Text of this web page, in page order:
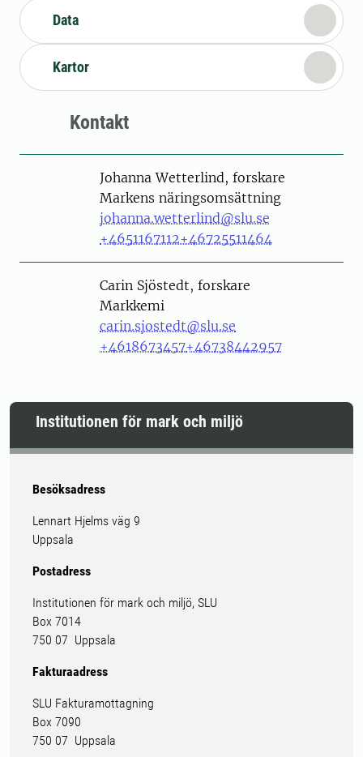
Data
Kartor
Kontakt
PersonJohanna Wetterlind, forskare
Markens näringsomsättning
johanna.wetterlind@slu.se
+4651167112+46725511464
PersonCarin Sjöstedt, forskare
Markkemi
carin.sjostedt@slu.se
+4618673457+46738442957
Institutionen för mark och miljö
Besöksadress
Lennart Hjelms väg 9
Uppsala
Postadress
Institutionen för mark och miljö, SLU
Box 7014
750 07 Uppsala
Fakturaadress
SLU Fakturamottagning
Box 7090
750 07 Uppsala